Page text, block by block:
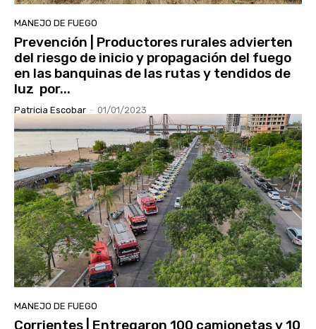
MANEJO DE FUEGO
Prevención | Productores rurales advierten
del riesgo de inicio y propagación del fuego
en las banquinas de las rutas y tendidos de
luz por...
Patricia Escobar - 01/01/2023
MANEJO DE FUEGO
Corrientes | Entregaron 100 camionetas y 10